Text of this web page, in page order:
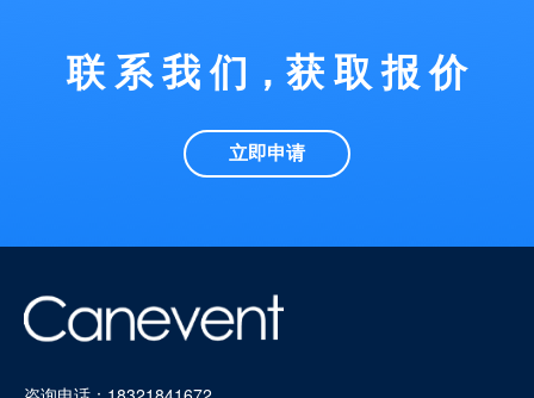
联 系 我 们，获 取 报 价
立即申请